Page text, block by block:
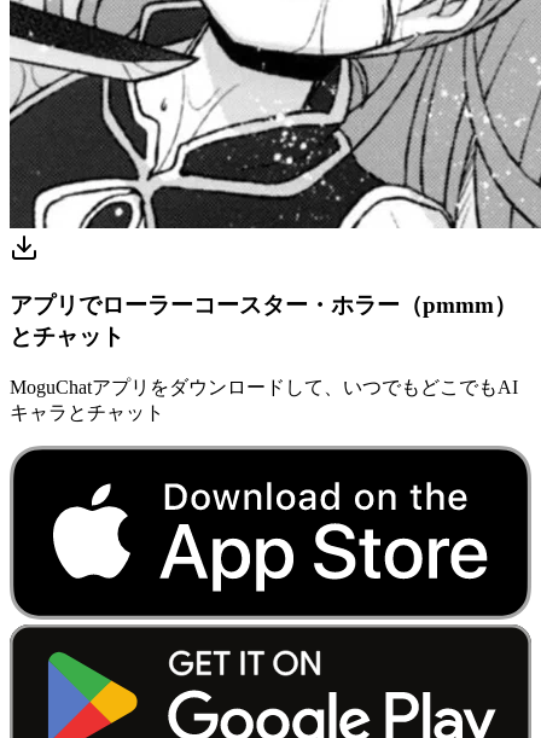
アプリでローラーコースター・ホラー（pmmm）
とチャット
MoguChatアプリをダウンロードして、いつでもどこでもAI
キャラとチャット